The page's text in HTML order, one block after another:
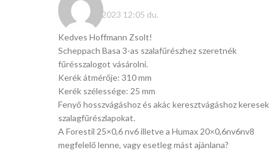
február 17, 2023 12:05 du.
Kedves Hoffmann Zsolt!
Scheppach Basa 3-as szalafűrészhez szeretnék
fűrésszalogot vásárolni.
Kerék átmérője: 310 mm
Kerék szélessége: 25 mm
Fenyő hosszvágáshoz és akác keresztvágáshoz keresek
szalagfűrészlapokat.
A Forestil 25×0,6 nv6 illetve a Humax 20×0,6nv6nv8
megfelelő lenne, vagy esetleg mást ajánlana?